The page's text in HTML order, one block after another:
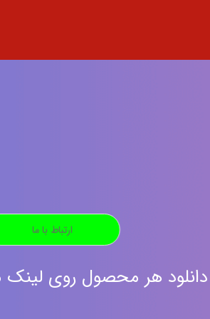
هر محصول روی لینک
ارتباط با ما